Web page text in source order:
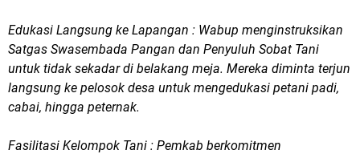
Edukasi Langsung ke Lapangan : Wabup menginstruksikan
Satgas Swasembada Pangan dan Penyuluh Sobat Tani
untuk tidak sekadar di belakang meja. Mereka diminta terjun
langsung ke pelosok desa untuk mengedukasi petani padi,
cabai, hingga peternak.
Fasilitasi Kelompok Tani : Pemkab berkomitmen